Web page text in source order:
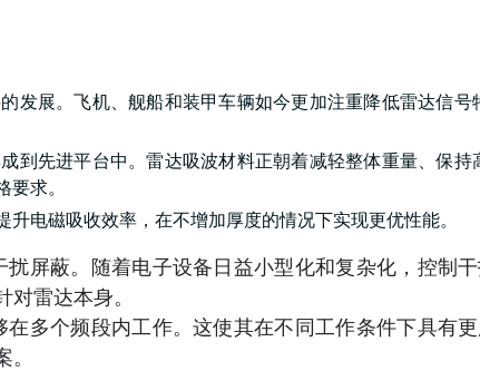
发展。飞机、舰船和装甲车辆如今更加注重降低雷达信号
到先进平台中。雷达吸波材料正朝着减轻整体重量、保持
求。
电磁吸收效率，在不增加厚度的情况下实现更优性能。
屏蔽。随着电子设备日益小型化和复杂化，控制
雷达本身。
多个频段内工作。这使其在不同工作条件下具有